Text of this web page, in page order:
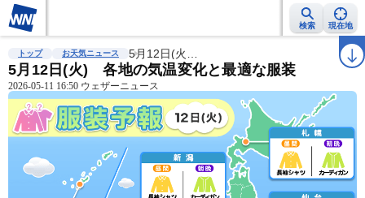
検索 現在地
雨雲レーダー 台風情報 地震情報 ラ
トップ お天気ニュース 5月12日(火…
5月12日(火) 各地の気温変化と最適な服装
2026-05-11 16:50 ウェザーニュース